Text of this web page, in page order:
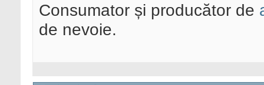
Consumator și producător de
de nevoie.